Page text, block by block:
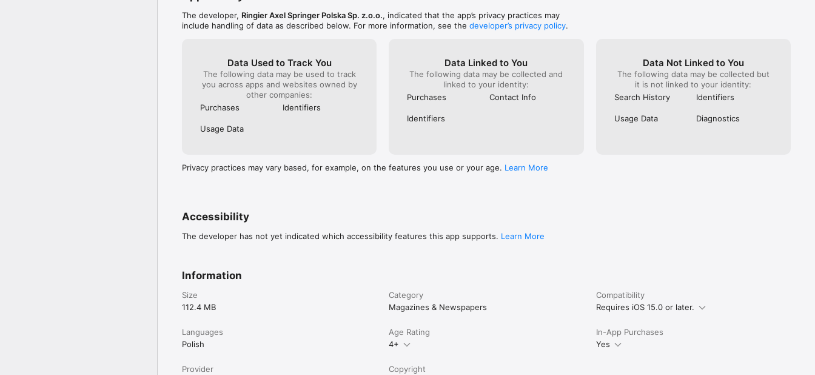
The developer, Ringier Axel Springer Polska Sp. z.o.o., indicated that the app’s privacy practices may
include handling of data as described below. For more information, see the developer’s privacy policy.
Data Used to Track You
The following data may be used to track
you across apps and websites owned by
other companies:
Purchases
Identifiers
Usage Data
Data Linked to You
The following data may be collected and
linked to your identity:
Purchases
Contact Info
Identifiers
Data Not Linked to You
The following data may be collected but
it is not linked to your identity:
Search History
Identifiers
Usage Data Diagnostics
Privacy practices may vary based, for example, on the features you use or your age. Learn More
Accessibility
The developer has not yet indicated which accessibility features this app supports. Learn More
Information
Size
112.4 MB
Category
Magazines & Newspapers
Compatibility
Requires iOS 15.0 or later.
Languages
Polish
Age Rating
4+
In-App Purchases
Yes
Provider
Copyright